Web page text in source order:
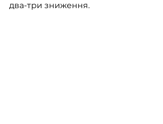
два-три зниження.